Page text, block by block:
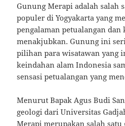
Gunung Merapi adalah salah
populer di Yogyakarta yang
pengalaman petualangan dan
menakjubkan. Gunung ini
pilihan para wisatawan yang
keindahan alam Indonesia
sensasi petualangan yang
Menurut Bapak Agus Budi
geologi dari Universitas
Merapi merupakan salah